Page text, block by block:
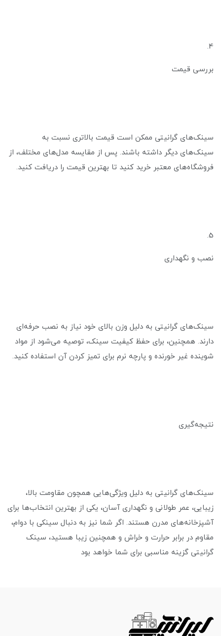
4.
بررسی قیمت
سینک‌های گرانیتی ممکن است قیمت بالاتری نسبت به
سینک‌های دیگر داشته باشند. پس از مقایسه مدل‌های مختلف، از
فروشگاه‌های معتبر خرید کنید تا بهترین قیمت را دریافت کنید.
5.
نصب و نگهداری
سینک‌های گرانیتی به دلیل وزن بالای خود نیاز به نصب حرفه‌ای
دارند. همچنین، برای حفظ کیفیت سینک، توصیه می‌شود از مواد
شوینده غیر خورنده و پارچه نرم برای تمیز کردن آن استفاده کنید.
نتیجه‌گیری
سینک‌های گرانیتی به دلیل ویژگی‌هایی همچون مقاومت بالا،
زیبایی، عمر طولانی و نگهداری آسان، یکی از بهترین انتخاب‌ها برای
آشپزخانه‌های مدرن هستند. اگر شما نیز به دنبال سینکی با دوام،
مقاوم در برابر حرارت و خراش و همچنین زیبا هستید، سینک
گرانیتی گزینه مناسبی برای شما خواهد بود